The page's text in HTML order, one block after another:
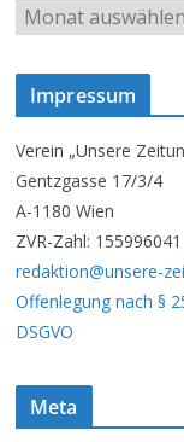
U
n
s
A
r
c
h
i
v
Impressum
Verein „Unsere
Gentzgasse 17/3/4
A-1180 Wien
ZVR-Zahl: 155996041
redaktion@unsere-
Offenlegung nach §
DSGVO
Meta